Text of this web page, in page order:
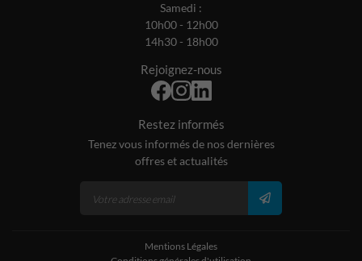
Samedi :
10h00 - 12h00
14h30 - 18h00
Rejoignez-nous
Restez informés
Tenez vous informés de nos dernières
offres et actualités
Mentions Légales